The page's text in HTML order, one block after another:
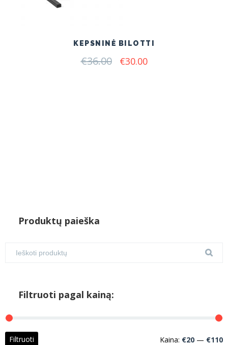
KEPSNINĖ BILOTTI
€36.00 Original
€30.00Current
Produktų paieška
Filtruoti pagal kainą:
Filtruoti Kaina: €20 — €110